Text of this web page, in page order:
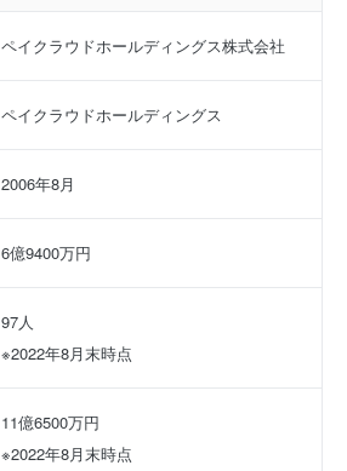
ペイクラウドホールディングス株式会社
ペイクラウドホールディングス
2006年8月
6億9400万円
97人
※2022年8月末時点
11億6500万円
※2022年8月末時点